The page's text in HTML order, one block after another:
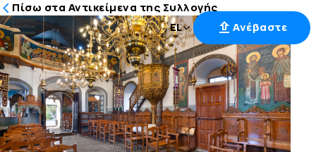
Μετάβαση
στο
περιεχόμενο
EL Ανέβαστε
Πίσω στα Αντικείμενα της Συλλογής